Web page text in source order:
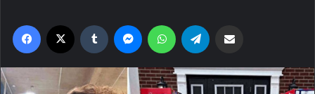
Facebook Tumblr MessengerWhatsApp